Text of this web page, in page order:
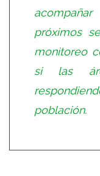
próximos
monitoreo
si las
población.